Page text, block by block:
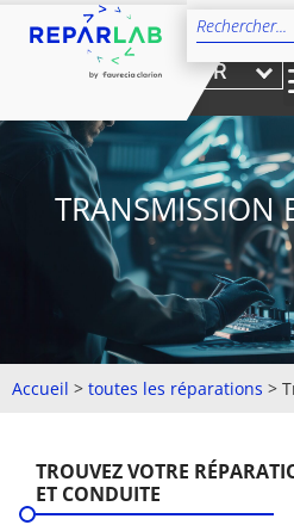
FR
TRANSMISSION
Accueil > toutes les réparations >
TROUVEZ VOTRE
ET CONDUITE